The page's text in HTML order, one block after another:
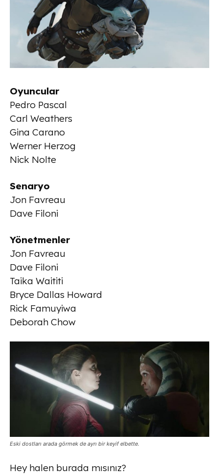
Oyuncular
Pedro Pascal
Carl Weathers
Gina Carano
Werner Herzog
Nick Nolte
Senaryo
Jon Favreau
Dave Filoni
Yönetmenler
Jon Favreau
Dave Filoni
Taika Waititi
Bryce Dallas Howard
Rick Famuyiwa
Deborah Chow
Eski dostları arada görmek de ayrı bir keyif elbette.
Hey halen burada mısınız?